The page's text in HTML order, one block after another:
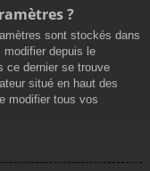
?
sont stockés dans
modifier depuis le
ce dernier se trouve
situé en haut des
modifier tous vos